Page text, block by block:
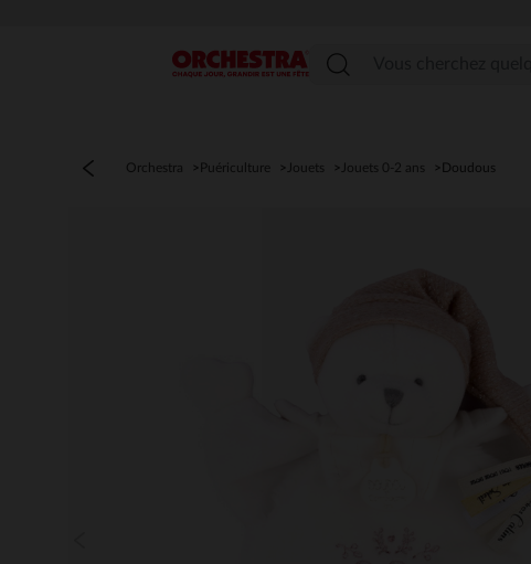
Menu
Orchestra Puériculture Jouets Jouets 0-2 ans Doudous